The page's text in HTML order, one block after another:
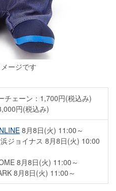
ージです
チェーン：1,700円(税込み)
円(税込み)
8月8日(火) 11:00～
ジョイナス 8月8日(火) 10:00
8月8日(火) 11:00～
8月8日(火) 11:00～